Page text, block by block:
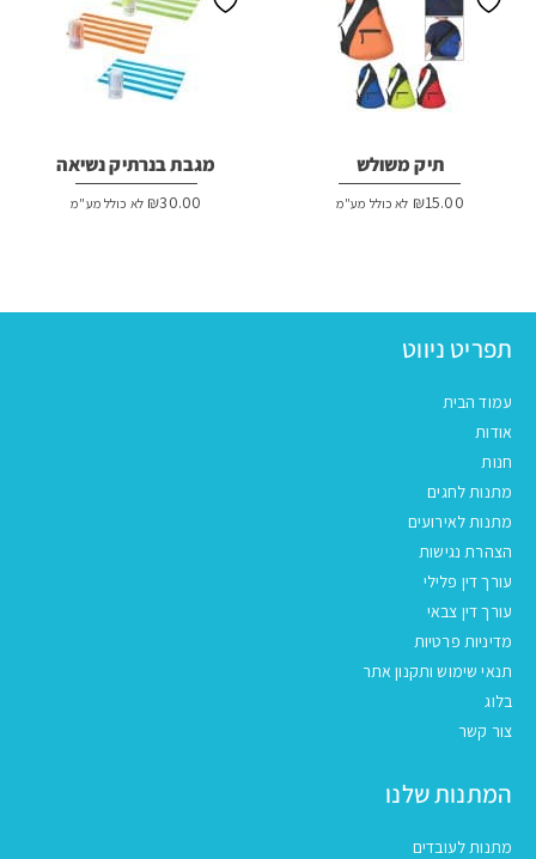
תיק משולש
₪15.00 לא כולל מע"מ
מגבת בנרתיק נשיאה
₪30.00 לא כולל מע"מ
תפריט ניווט
עמוד הבית
אודות
חנות
מתנות לחגים
מתנות לאירועים
הצהרת נגישות
עורך דין פלילי
עורך דין צבאי
מדיניות פרטיות
תנאי שימוש ותקנון אתר
בלוג
צור קשר
המתנות שלנו
מתנות לעובדים